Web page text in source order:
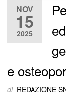
NOV
15
2025
e
di REDAZIONE